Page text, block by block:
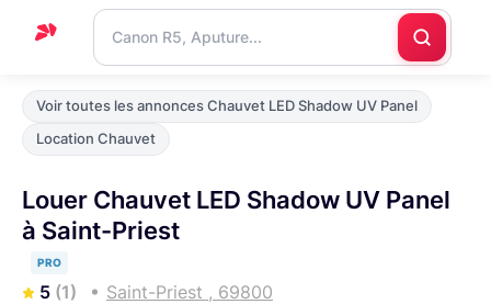
Accueil
Support
Nous
contacter
Voir toutes les annonces Chauvet LED Shadow UV Panel
Location Chauvet
Louer Chauvet LED Shadow UV Panel
à Saint-Priest
PRO
5 (1) Saint-Priest , 69800